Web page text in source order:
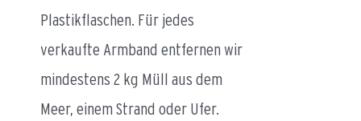
Plastikflaschen. Für jedes
verkaufte Armband entfernen wir
mindestens 2 kg Müll aus dem
Meer, einem Strand oder Ufer.